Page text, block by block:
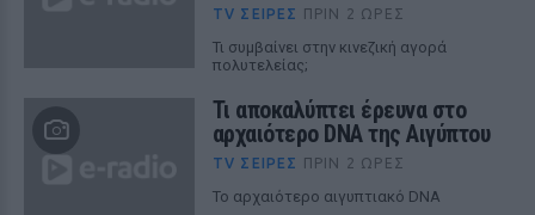
TV ΣΕΙΡΈΣ ΠΡΙΝ 2 ΏΡΕΣ
Τι συμβαίνει στην κινεζική αγορά
πολυτελείας;
Τι αποκαλύπτει έρευνα στο
αρχαιότερο DNA της Αιγύπτου
TV ΣΕΙΡΈΣ ΠΡΙΝ 2 ΏΡΕΣ
Το αρχαιότερο αιγυπτιακό DNA